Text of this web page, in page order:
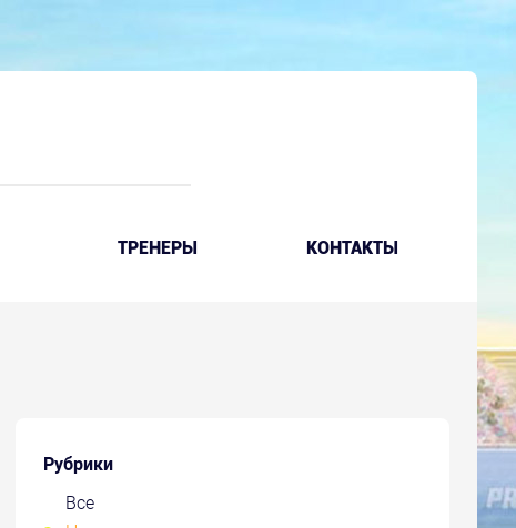
ТРЕНЕРЫ КОНТАКТЫ
Рубрики
Все